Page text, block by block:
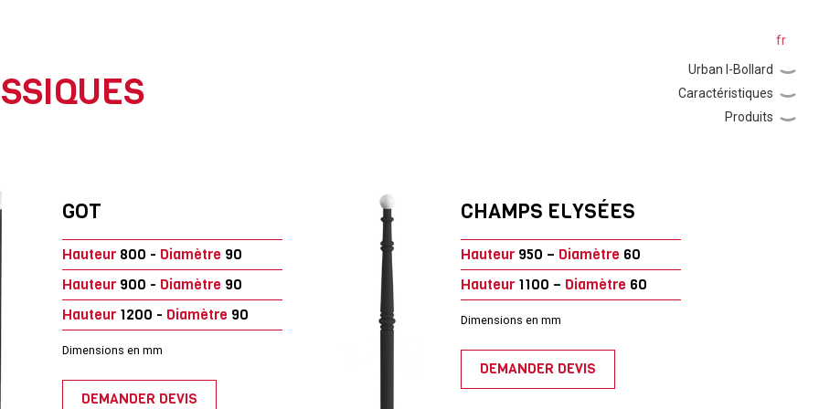
fr
Urban I-Bollard
Caractéristiques
Produits
GOT
Hauteur 800 - Diamètre 90
Hauteur 900 - Diamètre 90
Hauteur 1200 - Diamètre 90
Dimensions en mm
DEMANDER DEVIS
CHAMPS ELYSÉES
Hauteur 950 – Diamètre 60
Hauteur 1100 – Diamètre 60
Dimensions en mm
DEMANDER DEVIS